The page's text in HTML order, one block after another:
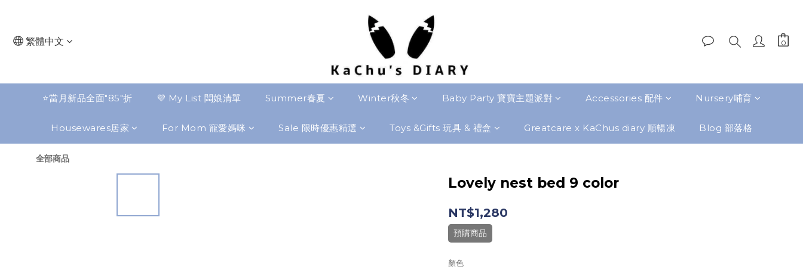
繁體中文
⭐️當月新品全面"85"折 💜 My List 闆娘清單 Summer春夏 Winter秋冬 Baby Party 寶寶主題派對 Accessories 配件 Nursery哺育
Housewares居家 For Mom 寵愛媽咪 Sale 限時優惠精選 Toys &Gifts 玩具 & 禮盒 Greatcare x KaChus diary 順暢凍 Blog 部落格
全部商品
Lovely nest bed 9 color
NT$1,280
預購商品
顏色